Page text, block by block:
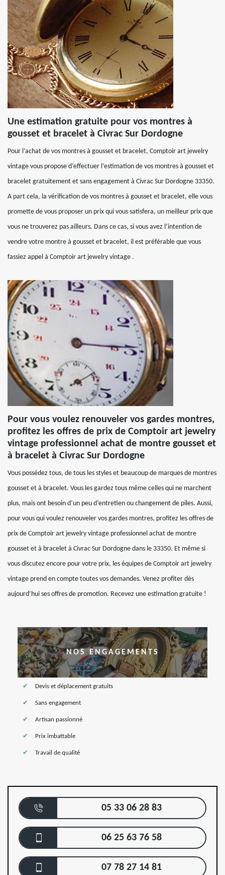
Une estimation gratuite pour vos montres à
gousset et bracelet à Civrac Sur Dordogne
Pour l’achat de vos montres à gousset et bracelet, Comptoir art jewelry
vintage vous propose d’effectuer l’estimation de vos montres à gousset et
bracelet gratuitement et sans engagement à Civrac Sur Dordogne 33350.
A part cela, la vérification de vos montres à gousset et bracelet, elle vous
promette de vous proposer un prix qui vous satisfera, un meilleur prix que
vous ne trouverez pas ailleurs. Dans ce cas, si vous avez l’intention de
vendre votre montre à gousset et bracelet, il est préférable que vous
fassiez appel à Comptoir art jewelry vintage .
Pour vous voulez renouveler vos gardes montres,
profitez les offres de prix de Comptoir art jewelry
vintage professionnel achat de montre gousset et
à bracelet à Civrac Sur Dordogne
Vous possédez tous, de tous les styles et beaucoup de marques de montres
gousset et à bracelet. Vous les gardez tous même celles qui ne marchent
plus, mais ont besoin d’un peu d’entretien ou changement de piles. Aussi,
pour vous qui voulez renouveler vos gardes montres, profitez les offres de
prix de Comptoir art jewelry vintage professionnel achat de montre
gousset et à bracelet à Civrac Sur Dordogne dans le 33350. Et même si
vous discutez encore pour votre prix, les équipes de Comptoir art jewelry
vintage prend en compte toutes vos demandes. Venez profiter dès
aujourd’hui ses offres de promotion. Recevez une estimation gratuite !
NOS ENGAGEMENTS
Devis et déplacement gratuits
Sans engagement
Artisan passionné
Prix imbattable
Travail de qualité
05 33 06 28 83
06 25 63 76 58
07 78 27 14 81